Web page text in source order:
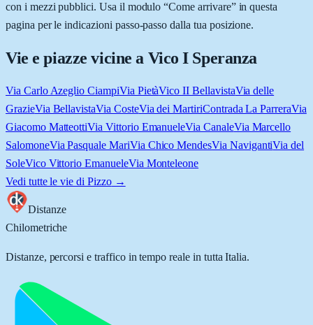
con i mezzi pubblici. Usa il modulo “Come arrivare” in questa
pagina per le indicazioni passo-passo dalla tua posizione.
Vie e piazze vicine a Vico I Speranza
Via Carlo Azeglio CiampiVia PietàVico II BellavistaVia delle
GrazieVia BellavistaVia CosteVia dei MartiriContrada La ParreraVia
Giacomo MatteottiVia Vittorio EmanueleVia CanaleVia Marcello
SalomoneVia Pasquale MariVia Chico MendesVia NavigantiVia del
SoleVico Vittorio EmanueleVia Monteleone
Vedi tutte le vie di Pizzo→
Distanze
Chilometriche
Distanze, percorsi e traffico in tempo reale in tutta Italia.